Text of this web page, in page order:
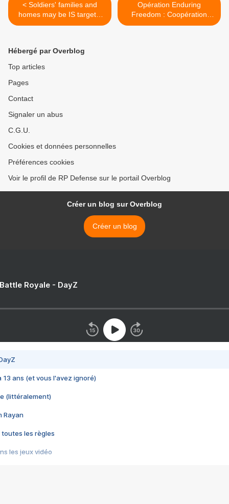
< Soldiers' families and
homes may be IS targets,
Army threat center reports
Opération Enduring
Freedom : Coopération
franco-britannique pour le
Hébergé par Overblog
Top articles
Pages
Contact
Signaler un abus
C.G.U.
Cookies et données personnelles
Préférences cookies
Voir le profil de RP Defense sur le portail Overblog
Créer un blog sur Overblog
Créer un blog
Royale - DayZ
13 ans (et vous l'avez ignoré)
(littéralement)
Rayan
toutes les règles
les jeux vidéo